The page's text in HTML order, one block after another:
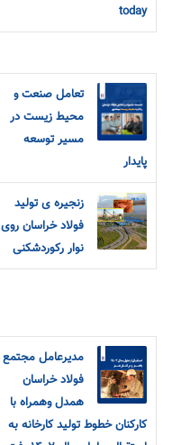
today
تعامل صنعت و
محیط زیست در
مسیر توسعه
پایدار
زنجیره ی تولید
فولاد خراسان روی
نوار رکوردشکنی
مدیرعامل مجتمع
فولاد خراسان
همدل وهمراه با
کارکنان خطوط تولید کارخانه به